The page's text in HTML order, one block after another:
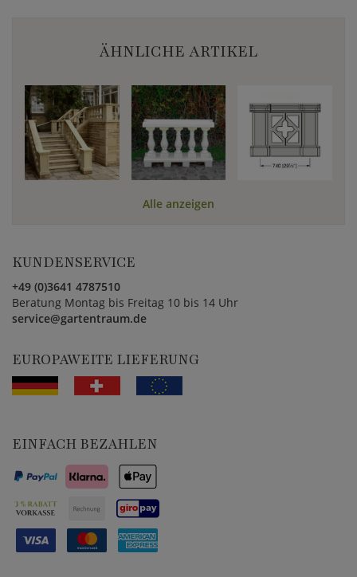
ÄHNLICHE ARTIKEL
Alle anzeigen
KUNDENSERVICE
+49 (0)3641 4787510
Beratung Montag bis Freitag 10 bis 14 Uhr
service@gartentraum.de
EUROPAWEITE LIEFERUNG
EINFACH BEZAHLEN